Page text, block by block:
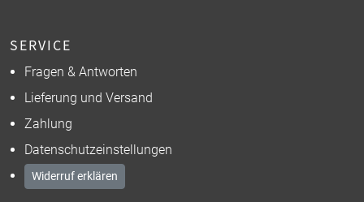
SERVICE
Fragen & Antworten
Lieferung und Versand
Zahlung
Datenschutzeinstellungen
Widerruf erklären